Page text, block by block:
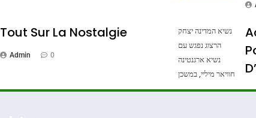
Tout Sur La Nostalgie
Admin 0
נשיא המדינה יצחק
הרצוג נפגש עם
נשיא ארגנטינה
חוויאר מיליי, במשכן
הנשיא בירושלים.
Oeil Ravageur – Vanessa De Loya